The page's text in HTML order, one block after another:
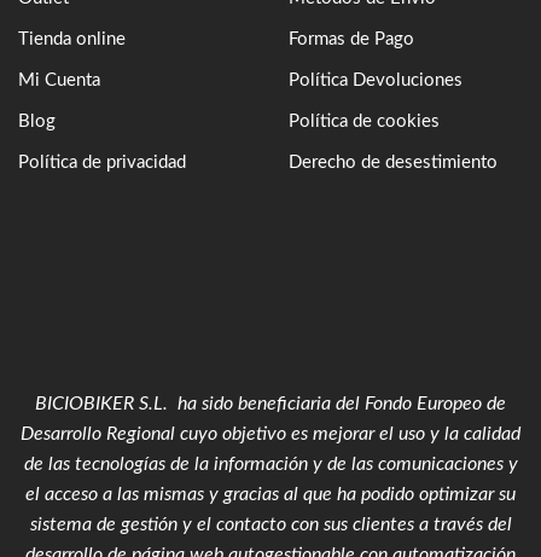
Tienda online
Mi Cuenta
Blog
Política de privacidad
Formas de Pago
Política Devoluciones
Política de cookies
Derecho de desestimiento
BICIOBIKER S.L. ha sido beneficiaria del Fondo Europeo de
Desarrollo Regional cuyo objetivo es mejorar el uso y la calidad
de las tecnologías de la información y de las comunicaciones y
el acceso a las mismas y gracias al que ha podido optimizar su
sistema de gestión y el contacto con sus clientes a través del